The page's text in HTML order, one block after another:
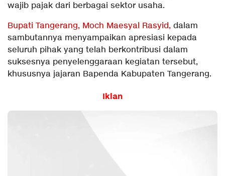
wajib pajak dari berbagai sektor usaha.
Bupati Tangerang, Moch Maesyal Rasyid, dalam
sambutannya menyampaikan apresiasi kepada
seluruh pihak yang telah berkontribusi dalam
suksesnya penyelenggaraan kegiatan tersebut,
khususnya jajaran Bapenda Kabupaten Tangerang.
Iklan